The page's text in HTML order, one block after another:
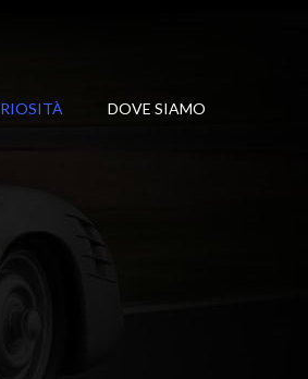
DOVE SIAMO